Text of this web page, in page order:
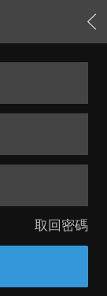
取回密碼